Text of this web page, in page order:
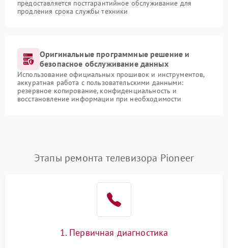
предоставляется постгарантийное обслуживание для
продления срока службы техники
Оригинальные программные решение и
безопасное обслуживание данных
Использование официальных прошивок и инструментов,
аккуратная работа с пользовательскими данными:
резервное копирование, конфиденциальность и
восстановление информации при необходимости
Этапы ремонта телевизора Pioneer
1. Первичная диагностика